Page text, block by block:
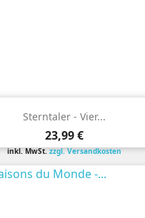
Sterntaler - Vier...
Preis
23,99 €
inkl. MwSt.zzgl. Versandkosten